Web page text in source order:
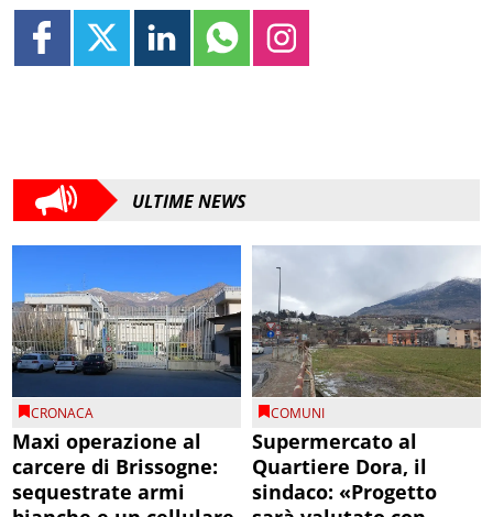
ULTIME NEWS
CRONACA
Maxi operazione al
carcere di Brissogne:
sequestrate armi
COMUNI
Supermercato al
Quartiere Dora, il
sindaco: «Progetto